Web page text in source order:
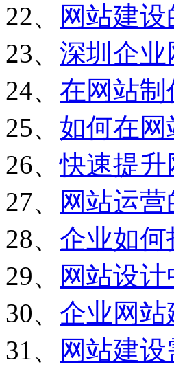
22、
网站建
23、 深圳企
24、 在网站
25、 如何在
26、快速提
27、
网站运
28、 企业如
29、
网站设
30、 企业网
31、
网站建